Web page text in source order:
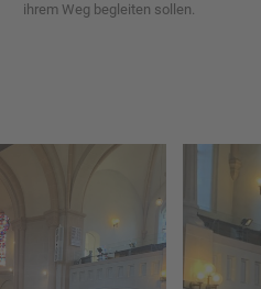
ihrem Weg begleiten sollen.